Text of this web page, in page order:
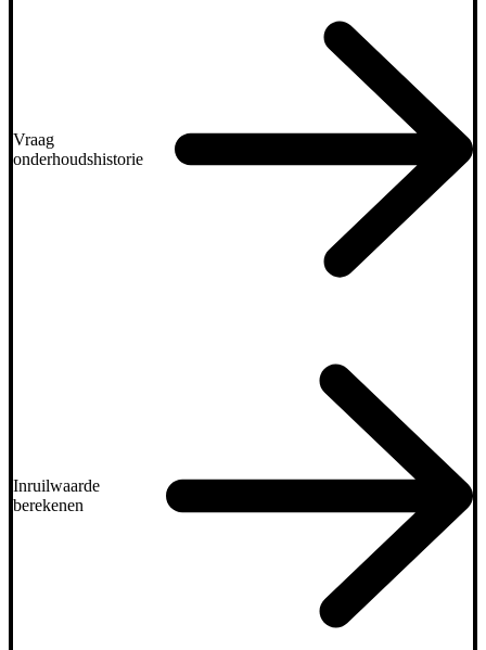
Vraag
onderhoudshistorie
Inruilwaarde
berekenen